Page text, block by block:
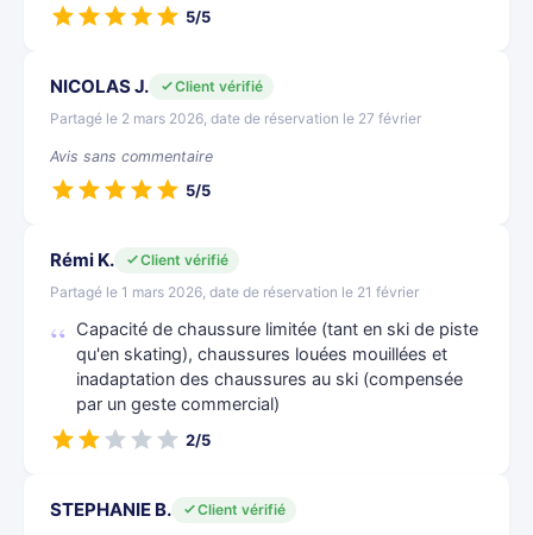
5/5
NICOLAS J.
Client vérifié
Partagé le 2 mars 2026, date de réservation le 27 février
Avis sans commentaire
5/5
Rémi K.
Client vérifié
Partagé le 1 mars 2026, date de réservation le 21 février
Capacité de chaussure limitée (tant en ski de piste
qu'en skating), chaussures louées mouillées et
inadaptation des chaussures au ski (compensée
par un geste commercial)
2/5
STEPHANIE B.
Client vérifié